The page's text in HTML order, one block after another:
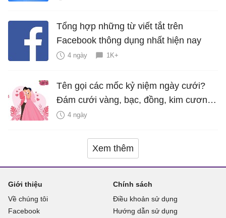
Tổng hợp những từ viết tắt trên
Facebook thông dụng nhất hiện nay
4 ngày 1K+
Tên gọi các mốc kỷ niệm ngày cưới?
Đám cưới vàng, bạc, đồng, kim cương
là bao nhiêu năm?
4 ngày
Xem thêm
Giới thiệu
Về chúng tôi
Facebook
Chính sách
Điều khoản sử dụng
Hướng dẫn sử dụng